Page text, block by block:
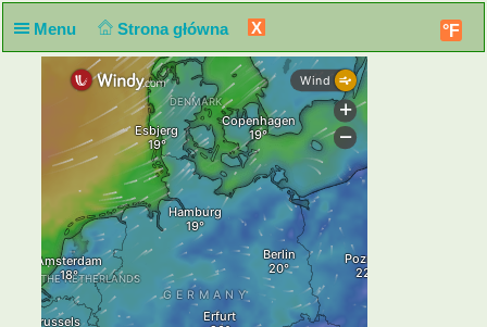
Menu Strona główna X °F